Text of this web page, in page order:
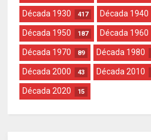
Década 1930 417 Década 1940
Década 1950 187 Década 1960
Década 1970 89 Década 1980
Década 2000 43 Década 2010
Década 2020 15